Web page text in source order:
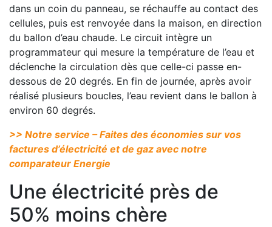
dans un coin du panneau, se réchauffe au contact des
cellules, puis est renvoyée dans la maison, en direction
du ballon d’eau chaude. Le circuit intègre un
programmateur qui mesure la température de l’eau et
déclenche la circulation dès que celle-ci passe en-
dessous de 20 degrés. En fin de journée, après avoir
réalisé plusieurs boucles, l’eau revient dans le ballon à
environ 60 degrés.
>> Notre service – Faites des économies sur vos
factures d’électricité et de gaz avec notre
comparateur Energie
Une électricité près de
50% moins chère